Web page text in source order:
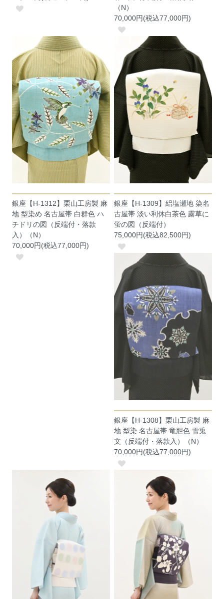
（N）
70,000円(税込77,000円)
銀座【H-1312】栗山工房製 麻
地 型染め 名古屋帯 白群色 ハ
チドリの図（反端付・落款
入）（N）
70,000円(税込77,000円)
銀座【H-1309】絽塩瀬地 染名
古屋帯 淡い利休白茶色 露草に
蛍の図（反端付）
75,000円(税込82,500円)
銀座【H-1308】栗山工房製 麻
地 型染 名古屋帯 竜胆色 雪兎
文（反端付・落款入）（N）
70,000円(税込77,000円)